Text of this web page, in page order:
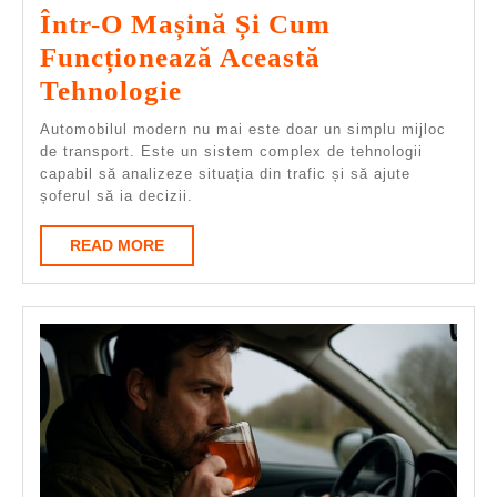
Într-O Mașină Și Cum
Funcționează Această
Tehnologie
Inseamna
Pilot
Automat
Într-
Mașină
Și
Cum
Funcționează
Această
Tehnologie
Automobilul modern nu mai este doar un simplu mijloc
de transport. Este un sistem complex de tehnologii
capabil să analizeze situația din trafic și să ajute
șoferul să ia decizii.
READ MOREREAD
MORE